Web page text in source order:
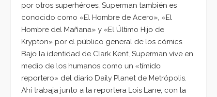
por otros superhéroes, Superman también es
conocido como «El Hombre de Acero», «El
Hombre del Mañana» y «El Último Hijo de
Krypton» por el público general de los cómics.
Bajo la identidad de Clark Kent, Superman vive en
medio de los humanos como un «tímido
reportero» del diario Daily Planet de Metrópolis.
Ahí trabaja junto a la reportera Lois Lane, con la